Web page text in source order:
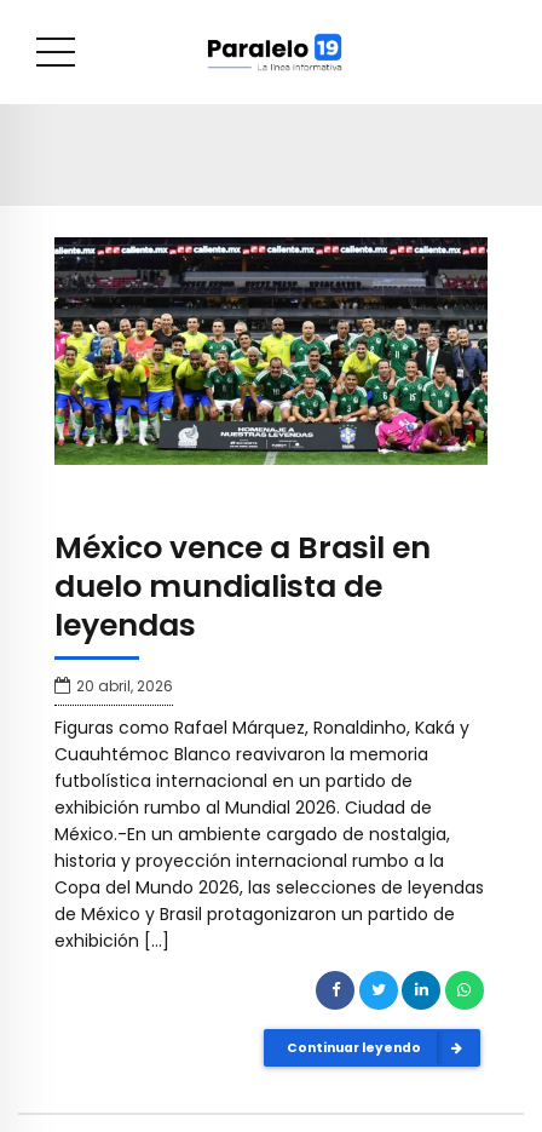
México vence a Brasil en
duelo mundialista de
leyendas
20 abril, 2026
Figuras como Rafael Márquez, Ronaldinho, Kaká y
Cuauhtémoc Blanco reavivaron la memoria
futbolística internacional en un partido de
exhibición rumbo al Mundial 2026. Ciudad de
México.-En un ambiente cargado de nostalgia,
historia y proyección internacional rumbo a la
Copa del Mundo 2026, las selecciones de leyendas
de México y Brasil protagonizaron un partido de
exhibición […]
Continuar leyendo